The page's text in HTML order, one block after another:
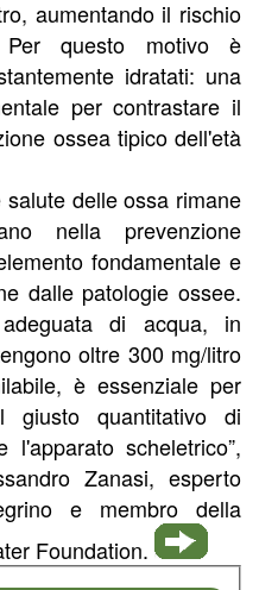
aumentando il rischio
questo motivo è
idratati: una
per contrastare il
ossea tipico dell'età
delle ossa rimane
nella prevenzione
fondamentale e
dalle patologie ossee.
di acqua, in
oltre 300 mg/litro
è essenziale per
giusto quantitativo di
scheletrico”,
Zanasi, esperto
e membro della
Foundation.